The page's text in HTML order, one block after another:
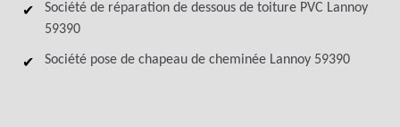
Société de réparation de dessous de toiture PVC Lannoy
59390
Société pose de chapeau de cheminée Lannoy 59390